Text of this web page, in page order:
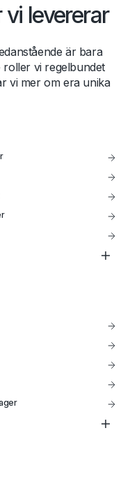
levererar
är bara
vi regelbundet
vi mer om era unika